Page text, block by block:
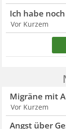
Ich habe
Vor Kurzem
Migräne mit
Vor Kurzem
Angst über